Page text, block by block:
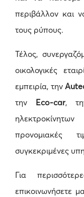
περιβάλλον και
τους ρύπους.
Τέλος,
οικολογικές
εμπειρία, την
την Eco-car,
προνομιακές
συγκεκριμένες
Για
επικοινωνήσετε